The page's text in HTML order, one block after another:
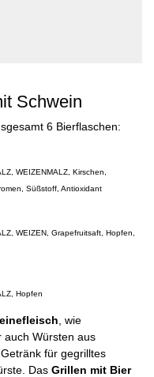
Schwein
6 Bierflaschen:
WEIZENMALZ, Kirschen,
Süßstoff, Antioxidant
WEIZEN, Grapefruitsaft, Hopfen,
Hopfen
, wie
auch Würsten aus
für gegrilltes
Das Grillen mit Bier